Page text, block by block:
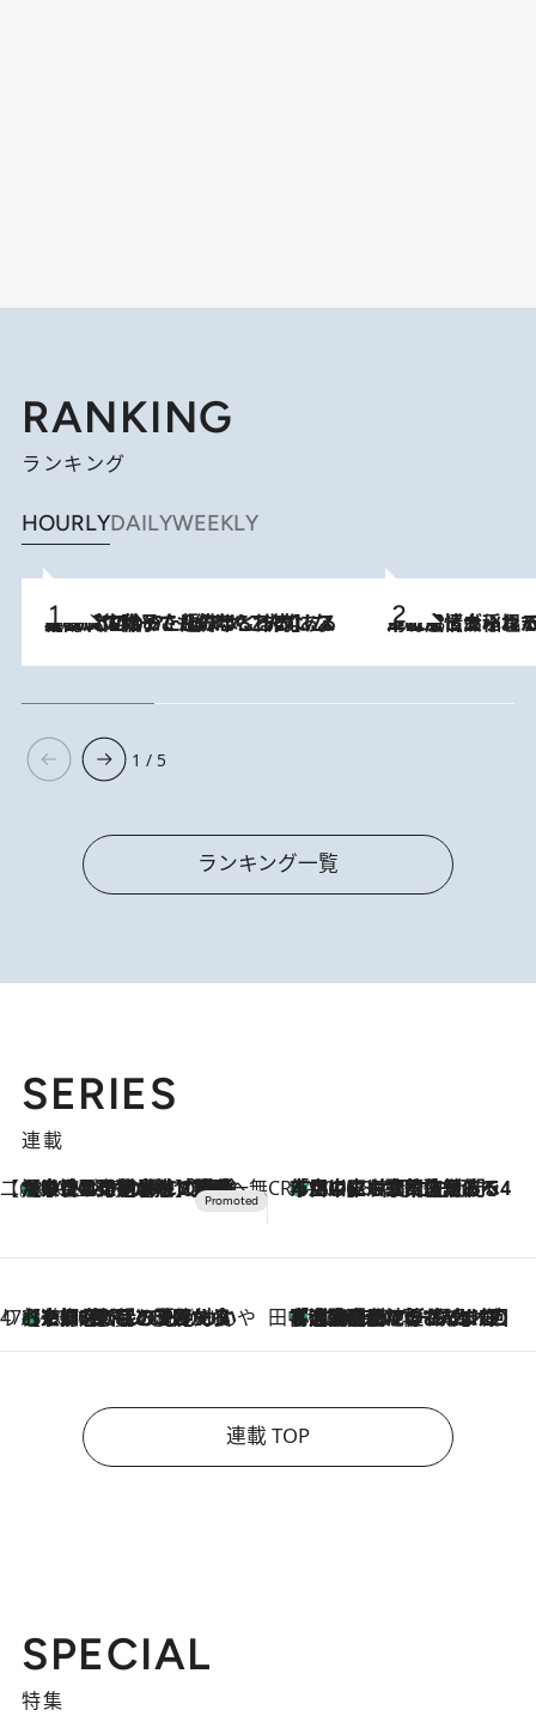
RANKING
ランキング
HOURLYDAILYWEEKLY
2026.8.5
【阿川佐和子さんの年とる力】なぜ70代で始めた趣味は“こんなに楽しい”のか？ ピアノ、俳句…スランプに陥っても続けられる“ある秘訣”とは 2026.8.5
下町風情あふれる台北屈指の人気エリア・大稲埕でセンスのいい台湾土産《ヴ
1 / 5
ランキング一覧
SERIES
連載
【CREA×星野リゾート】唯一無二。癒しと発見が待つ場所へ
2026.8.7
【トンボの足水浴】ヒノキの香りに包まれて涼感マックス！約13℃の湧水かけ流しを避暑地「星野温泉 トンボの湯」で体験 CREA'S CHOICE
2026.8.7
「立川にも歌舞伎があるんだよ」 片岡仁左衛門・市川中車ら豪華座組みで4年目の立川立飛歌舞伎へ
47都道府県の手みやげ ひんやりスイーツで夏を満喫
2026.8.7
【京都府】この夏絶対食べたい 冷やしておいしいおやつ3選 ひと口目から心を掴む新緑のテリーヌ 田中稲の勝手に再ブーム
2026.8.7
「湘南乃風に憧れて」観客大盛上がりの“タオル回し”に、ラッパー顔負けの高速歌唱まで…さだまさし（74）のアグレッシブすぎる現在地
連載 TOP
SPECIAL
特集